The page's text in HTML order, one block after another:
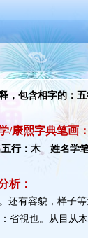
，包含相字的：
/康熙字典笔画：
行：木 姓名学
析：
还有容貌，样子等
省視也。从目从木